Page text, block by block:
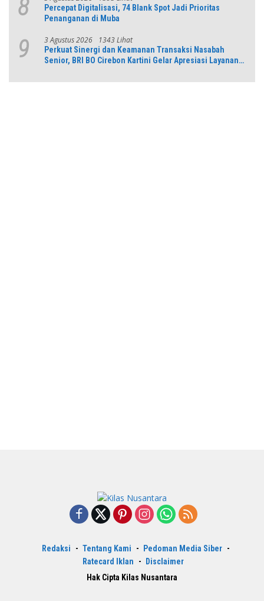
8
Percepat Digitalisasi, 74 Blank Spot Jadi Prioritas
Penanganan di Muba
9 3 Agustus 2026 1343 Lihat
Perkuat Sinergi dan Keamanan Transaksi Nasabah
Senior, BRI BO Cirebon Kartini Gelar Apresiasi Layanan
Redaksi Tentang Kami
Pedoman Media Siber
Ratecard Iklan
Disclaimer
Hak Cipta Kilas Nusantara